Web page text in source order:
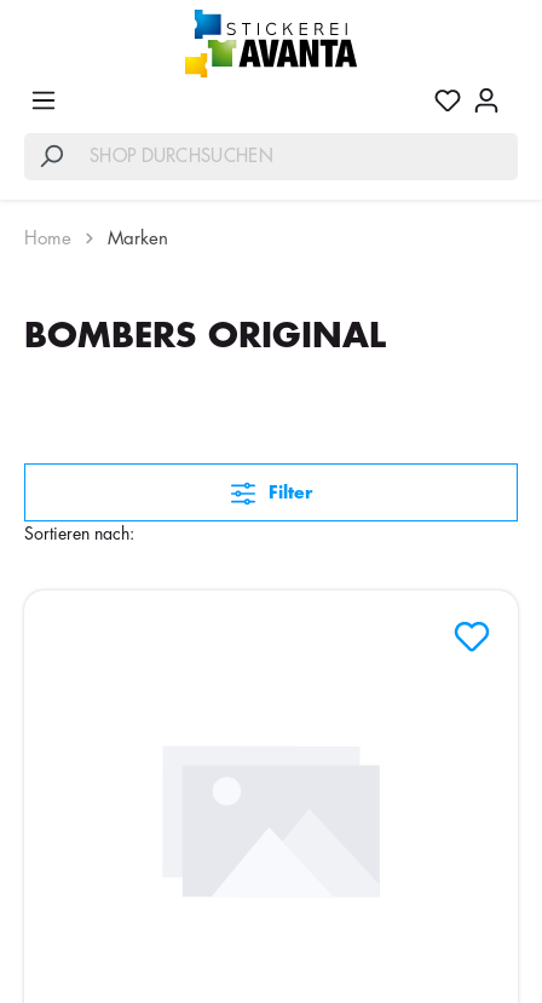
Home Marken
BOMBERS ORIGINAL
Filter
Sortieren nach: